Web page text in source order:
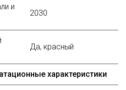
и
2030
Да, красный
характеристики